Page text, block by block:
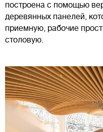
построена с помощью
деревянных панелей,
приемную, рабочие
столовую.